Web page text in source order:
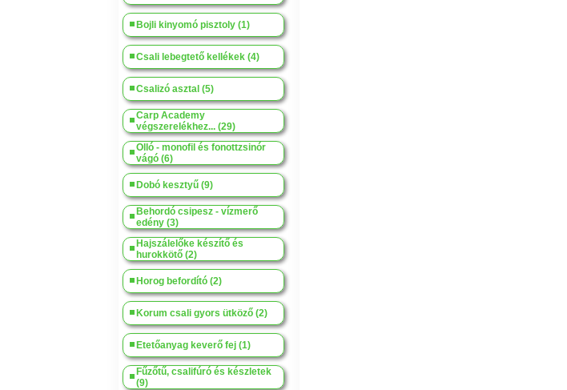
Bojli kinyomó pisztoly (1)
Csali lebegtető kellékek (4)
Csalizó asztal (5)
Carp Academy
végszerelékhez... (29)
Olló - monofil és fonottzsinór
vágó (6)
Dobó kesztyű (9)
Behordó csipesz - vízmerő
edény (3)
Hajszálelőke készítő és
hurokkötő (2)
Horog befordító (2)
Korum csali gyors ütköző (2)
Etetőanyag keverő fej (1)
Fűzőtű, csalifúró és készletek
(9)